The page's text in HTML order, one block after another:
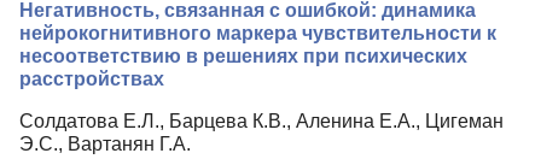
Негативность, связанная с ошибкой: динамика
нейрокогнитивного маркера чувствительности к
несоответствию в решениях при психических
расстройствах
Солдатова Е.Л., Барцева К.В., Аленина Е.А., Цигеман
Э.С., Вартанян Г.А.